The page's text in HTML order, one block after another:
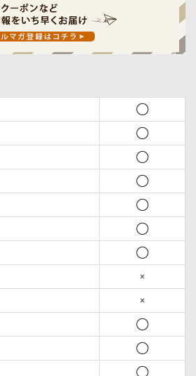
◯
◯
◯
◯
◯
◯
◯
×
×
◯
◯
◯